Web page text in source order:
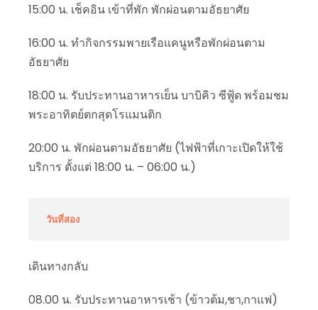
15:00 น. เช็คอิน เข้าที่พัก พักผ่อนตามอัธยาศัย
16:00 น. ทำกิจกรรมพายเรือแคนูหรือพักผ่อนตาม
อัธยาศัย
18:00 น. รับประทานอาหารเย็น บาบิคิว ซีฟู้ด พร้อมชม
พระอาทิตย์ตกสุดโรแมนติก
20:00 น. พักผ่อนตามอัธยาศัย (ไฟฟ้าที่เกาะเปิดให้ใช้
บริการ ตั้งแต่ 18:00 น. – 06:00 น.)
วันที่สอง
เดินทางกลับ
08.00 น. รับประทานอาหารเช้า (ข้าวต้ม,ชา,กาแฟ)